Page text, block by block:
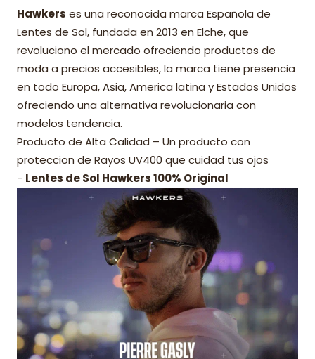
Hawkers es una reconocida marca Española de
Lentes de Sol, fundada en 2013 en Elche, que
revoluciono el mercado ofreciendo productos de
moda a precios accesibles, la marca tiene presencia
en todo Europa, Asia, America latina y Estados Unidos
ofreciendo una alternativa revolucionaria con
modelos tendencia.
Producto de Alta Calidad – Un producto con
proteccion de Rayos UV400 que cuidad tus ojos
- Lentes de Sol Hawkers 100% Original